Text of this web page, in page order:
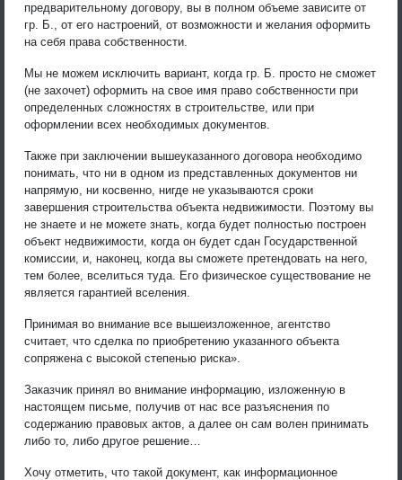
предварительному договору, вы в полном объеме зависите от
гр. Б., от его настроений, от возможности и желания оформить
на себя права собственности.
Мы не можем исключить вариант, когда гр. Б. просто не сможет
(не захочет) оформить на свое имя право собственности при
определенных сложностях в строительстве, или при
оформлении всех необходимых документов.
Также при заключении вышеуказанного договора необходимо
понимать, что ни в одном из представленных документов ни
напрямую, ни косвенно, нигде не указываются сроки
завершения строительства объекта недвижимости. Поэтому вы
не знаете и не можете знать, когда будет полностью построен
объект недвижимости, когда он будет сдан Государственной
комиссии, и, наконец, когда вы сможете претендовать на него,
тем более, вселиться туда. Его физическое существование не
является гарантией вселения.
Принимая во внимание все вышеизложенное, агентство
считает, что сделка по приобретению указанного объекта
сопряжена с высокой степенью риска».
Заказчик принял во внимание информацию, изложенную в
настоящем письме, получив от нас все разъяснения по
содержанию правовых актов, а далее он сам волен принимать
либо то, либо другое решение…
Хочу отметить, что такой документ, как информационное